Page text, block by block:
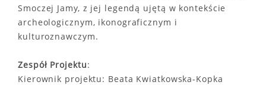
Smoczej Jamy, z jej legendą ujętą w kontekście
archeologicznym, ikonograficznym i
kulturoznawczym.
Zespół Projektu:
Kierownik projektu: Beata Kwiatkowska-Kopka